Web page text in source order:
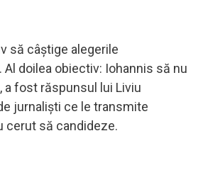
să câştige alegerile
Al doilea obiectiv: Iohannis să nu
a fost răspunsul lui Liviu
jurnalişti ce le transmite
cerut să candideze.